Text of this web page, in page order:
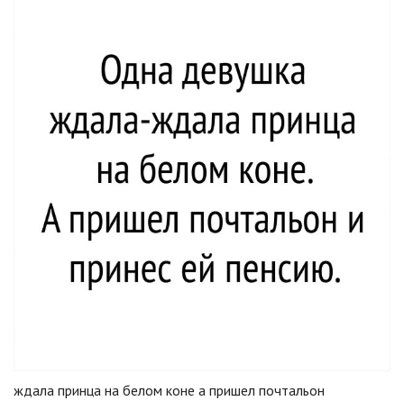
ждала принца на белом коне а пришел почтальон